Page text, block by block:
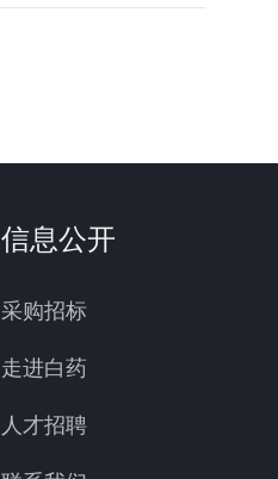
信息公开
采购招标
走进白药
人才招聘